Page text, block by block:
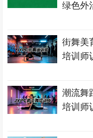
绿色外
街舞美
培训师
潮流舞
培训师